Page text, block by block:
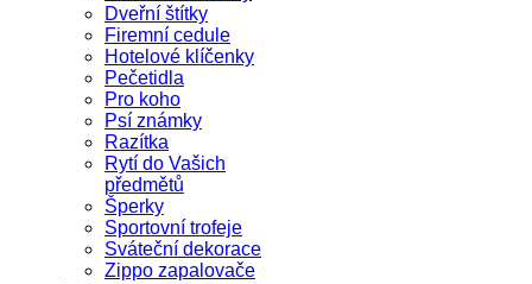
Dveřní štítky
Firemní cedule
Hotelové klíčenky
Pečetidla
Pro koho
Psí známky
Razítka
Rytí do Vašich
předmětů
Šperky
Sportovní trofeje
Sváteční dekorace
Zippo zapalovače